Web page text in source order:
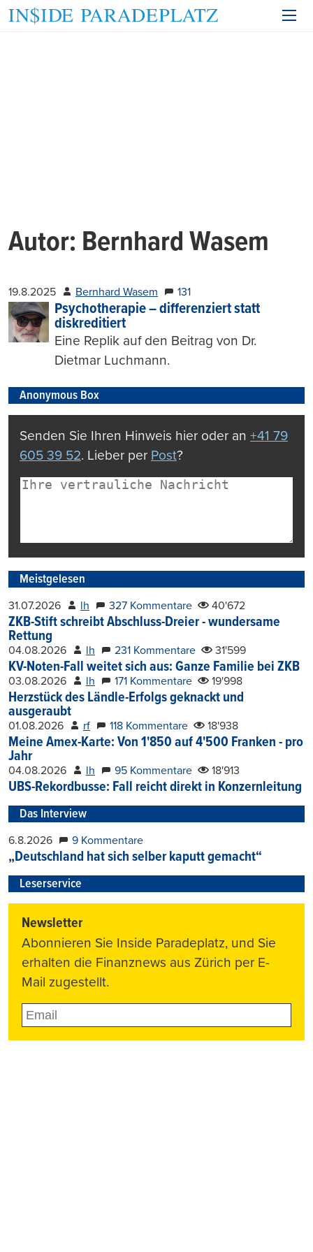
Autor: Bernhard Wasem
19.8.2025 Bernhard Wasem 131
Psychotherapie – differenziert statt
diskreditiert
Eine Replik auf den Beitrag von Dr.
Dietmar Luchmann.
Anonymous Box
Senden Sie Ihren Hinweis hier oder an +41 79
605 39 52. Lieber per Post?
Meistgelesen
31.07.2026 lh 327 Kommentare 40'672
ZKB-Stift schreibt Abschluss-Dreier - wundersame
Rettung
04.08.2026 lh 231 Kommentare 31'599
KV-Noten-Fall weitet sich aus: Ganze Familie bei ZKB
03.08.2026 lh 171 Kommentare 19'998
Herzstück des Ländle-Erfolgs geknackt und
ausgeraubt
01.08.2026 rf 118 Kommentare 18'938
Meine Amex-Karte: Von 1'850 auf 4'500 Franken - pro
Jahr
04.08.2026 lh 95 Kommentare 18'913
UBS-Rekordbusse: Fall reicht direkt in Konzernleitung
Das Interview
6.8.2026 9 Kommentare
„Deutschland hat sich selber kaputt gemacht“
Leserservice
Newsletter
Abonnieren Sie Inside Paradeplatz, und Sie
erhalten die Finanznews aus Zürich per E-
Mail zugestellt.